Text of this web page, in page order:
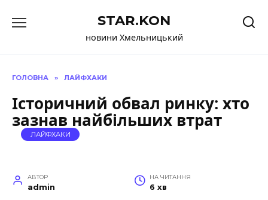
до
STAR.KON
новини Хмельницький
ГОЛОВНА » ЛАЙФХАКИ
Історичний обвал ринку: хто
зазнав найбільших втрат
ЛАЙФХАКИ
АВТОР
admin
НА ЧИТАННЯ
6 хв